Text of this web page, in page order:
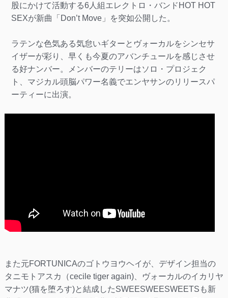
股にかけて活動する6人組エレクトロ・バンドHOT HOT
SEXが新曲「Don’t Move」を突如公開した。
ラテンな色気ある気怠いギターとヴォーカルをシンセサ
イザーが彩り、早くも今夏のアバンチュールを感じさせ
る好ナンバー。メンバーのテリーはソロ・プロジェク
ト、マジカル頭脳パワー名義でエンヤサンのリリースパ
ーティーに出演。
また元FORTUNICAのゴトウヨウヘイが、デザイン担当の
タニモトアスカ（cecile tiger again)、ヴォーカルのイカリヤ
マナツ(猫を堕ろす)と結成したSWEESWEESWEETSも新